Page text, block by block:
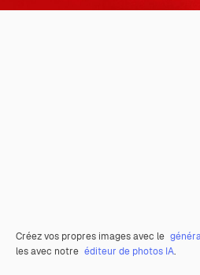
Créez vos propres images avec le
les avec notre éditeur de photos IA.